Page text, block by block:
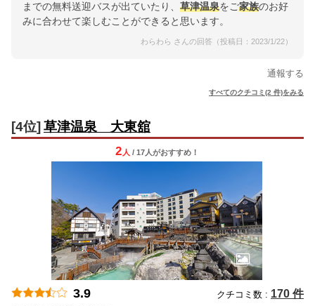
までの無料送迎バスが出ていたり、 草津温泉をご家族のお好
みに合わせて楽しむことができると思います。
わらわら さんの回答（投稿日：2023/1/22）
通報する
すべてのクチコミ(2 件)をみる
[4位] 草津温泉 大東舘
2 人 / 17人がおすすめ！
3.9 クチコミ数 : 170 件